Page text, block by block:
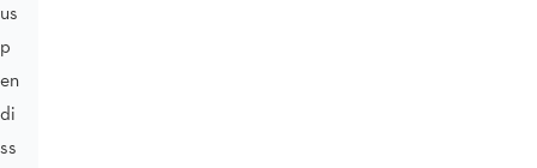
us
p
en
di
ss